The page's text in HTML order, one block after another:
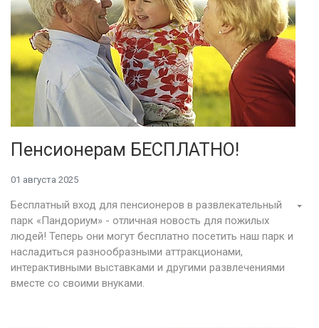
Пенсионерам БЕСПЛАТНО!
01 августа 2025
Бесплатный вход для пенсионеров в развлекательный
парк «Пандориум» - отличная новость для пожилых
людей! Теперь они могут бесплатно посетить наш парк и
насладиться разнообразными аттракционами,
интерактивными выставками и другими развлечениями
вместе со своими внуками.